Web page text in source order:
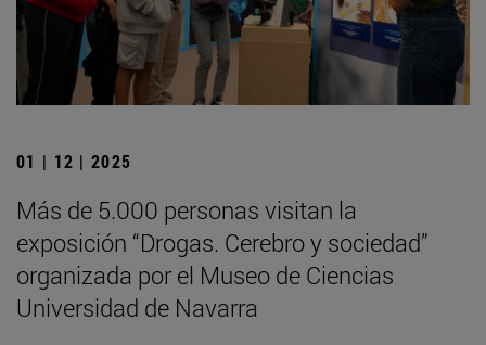
01 | 12 | 2025
Más de 5.000 personas visitan la
exposición “Drogas. Cerebro y sociedad”
organizada por el Museo de Ciencias
Universidad de Navarra